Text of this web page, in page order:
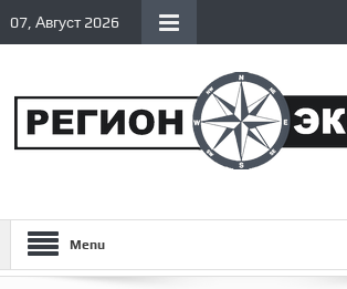
07, Август 2026
Menu